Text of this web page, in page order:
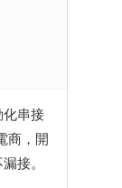
化串接
商，開
接。